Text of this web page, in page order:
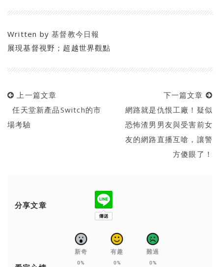
Written by基督教今日報
展現基督視野；超越世界觀點
上一篇文章
任天堂新產品Switch的市
場考驗
下一篇文章
網路就是仇恨工廠！疑似
恐怖渣男男友與受害前女
友的網路直播互嗆，讓警
方傻眼了！
分享文章
新奇
0%
有趣
0%
難過
0%